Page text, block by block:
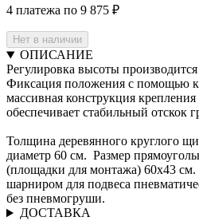
4 платежа по 9 875 ₽
Нет в наличии
ОПИСАНИЕ
Регулировка высоты
Фиксация положения с помощью
массивная конструкция
обеспечивает стабильный отскок
Толщина деревянного круглого
диаметр 60 см. Размер
(площадки для монтажа) 60х43
шарниром для подвеса
без пневмогруши.
ДОСТАВКА